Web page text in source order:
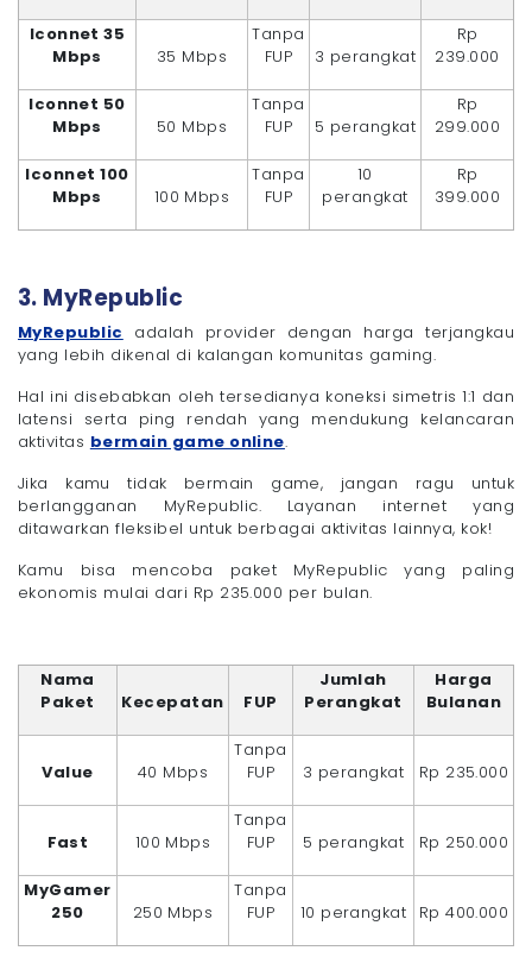
Iconnet 35
Mbps
35 Mbps
Tanpa
FUP
3 perangkat
Rp
239.000
Iconnet 50
Mbps
50 Mbps
Tanpa
FUP
5 perangkat
Rp
299.000
Iconnet 100
Mbps
100 Mbps
Tanpa
FUP
10
perangkat
Rp
399.000
3. MyRepublic
MyRepublic adalah provider dengan harga terjangkau
yang lebih dikenal di kalangan komunitas gaming.
Hal ini disebabkan oleh tersedianya koneksi simetris 1:1 dan
latensi serta ping rendah yang mendukung kelancaran
aktivitas bermain game online.
Jika kamu tidak bermain game, jangan ragu untuk
berlangganan MyRepublic. Layanan internet yang
ditawarkan fleksibel untuk berbagai aktivitas lainnya, kok!
Kamu bisa mencoba paket MyRepublic yang paling
ekonomis mulai dari Rp 235.000 per bulan.
Nama
Paket
Kecepatan FUP
Jumlah
Perangkat
Harga
Bulanan
Value 40 Mbps
Tanpa
FUP
3 perangkat Rp 235.000
Fast 100 Mbps
Tanpa
FUP
5 perangkat Rp 250.000
MyGamer
250
250 Mbps
Tanpa
FUP
10 perangkat Rp 400.000